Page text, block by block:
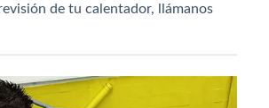
de tu calentador, llámanos